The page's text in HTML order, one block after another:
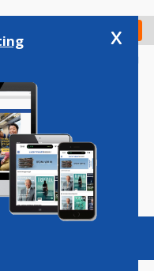
Check in
Vacatures
x